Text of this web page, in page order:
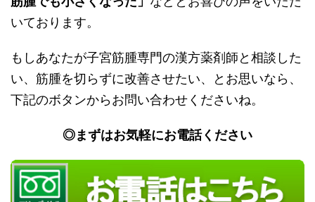
いております。
もしあなたが子宮筋腫専門の漢方薬剤師と相談した
い、 筋腫を切らずに改善させたい、 と お思いなら、
下記のボタンからお問い合わせ くださいね。
◎まずはお気軽にお電話ください